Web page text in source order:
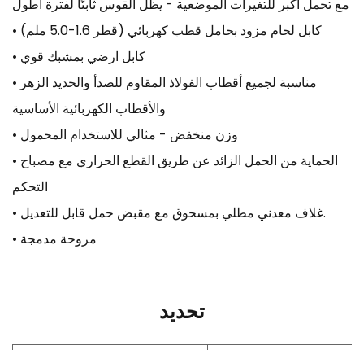
مع تحمل أكبر للتغيرات الموضعية - يظل القوس ثابتًا لفترة أطول
• كابل لحام مزود بحامل قطب كهربائي (قطر 1.6-5.0 ملم)
• كابل ارضي بمشبك قوي
• مناسبة لجميع أقطاب الفولاذ المقاوم للصدأ والحديد الزهر
والأقطاب الكهربائية الأساسية
• وزن منخفض - مثالي للاستخدام المحمول
• الحماية من الحمل الزائد عن طريق القطع الحراري مع مصباح
التحكم
• غلاف معدني مطلي بمسحوق مع مقبض حمل قابل للتعديل.
• مروحة مدمجة
تحديد